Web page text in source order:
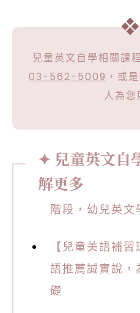
兒童英文自學相關課
03-562-5009 ，或
人為您
兒童英文自
解更多
幼兒英文教材推
階段，幼兒英文
【兒童美語補
語推薦誠實說，
礎